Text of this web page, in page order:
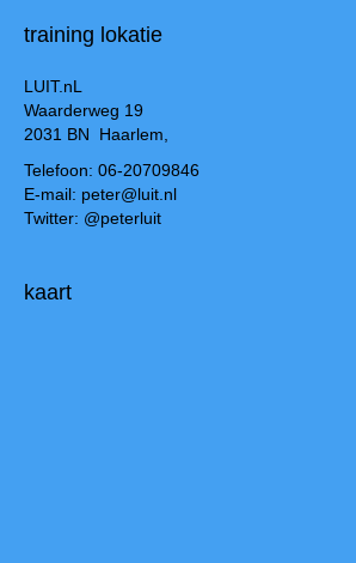
training lokatie
LUIT.nL
Waarderweg 19
2031 BN Haarlem,
Telefoon: 06-20709846
E-mail: peter@luit.nl
Twitter: @peterluit
kaart